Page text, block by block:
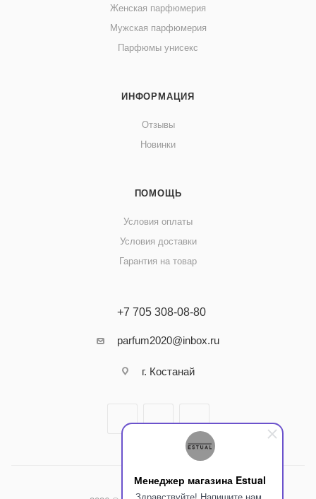
Менеджер магазина Estual
Женская парфюмерия
Мужская парфюмерия
Парфюмы унисекс
ИНФОРМАЦИЯ
Отзывы
Новинки
ПОМОЩЬ
Условия оплаты
Условия доставки
Гарантия на товар
+7 705 308-08-80
parfum2020@inbox.ru
г. Костанай